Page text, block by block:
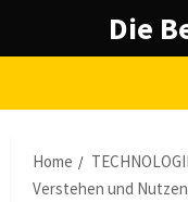
Die
Home
Verstehen und Nutzen